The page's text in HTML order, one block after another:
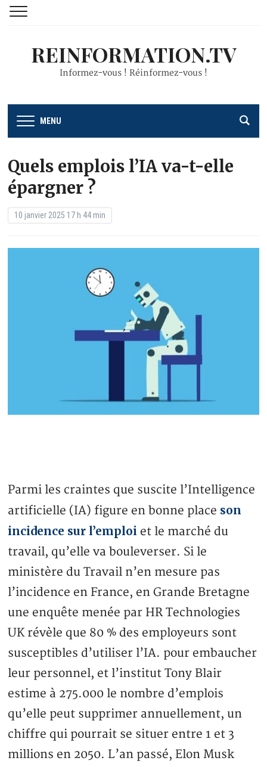
REINFORMATION.TV
Informez-vous ! Réinformez-vous !
MENU
Quels emplois l’IA va-t-elle
épargner ?
10 janvier 2025 17 h 44 min
Parmi les craintes que suscite l’Intelligence
artificielle (IA) figure en bonne place son
incidence sur l’emploi et le marché du
travail, qu’elle va bouleverser. Si le
ministère du Travail n’en mesure pas
l’incidence en France, en Grande Bretagne
une enquête menée par HR Technologies
UK révèle que 80 % des employeurs sont
susceptibles d’utiliser l’IA. pour embaucher
leur personnel, et l’institut Tony Blair
estime à 275.000 le nombre d’emplois
qu’elle peut supprimer annuellement, un
chiffre qui pourrait se situer entre 1 et 3
millions en 2050. L’an passé, Elon Musk